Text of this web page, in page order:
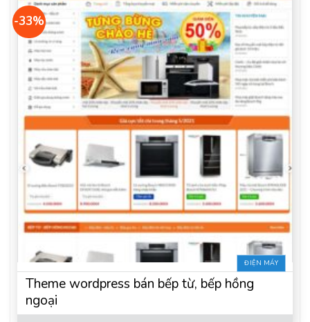
-33%
ĐIỆN MÁY
Theme wordpress bán bếp từ, bếp hồng
ngoại